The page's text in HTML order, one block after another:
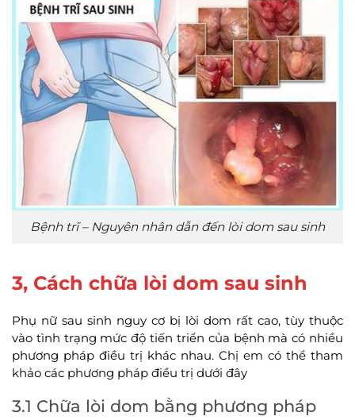
Bệnh trĩ – Nguyên nhân dẫn đến lòi dom sau sinh
3, Cách chữa lòi dom sau sinh
Phụ nữ sau sinh nguy cơ bị lòi dom rất cao, tùy thuộc
vào tình trạng mức độ tiến triển của bệnh mà có nhiều
phương pháp điều trị khác nhau. Chị em có thể tham
khảo các phương pháp điều trị dưới đây
3.1 Chữa lòi dom bằng phương pháp